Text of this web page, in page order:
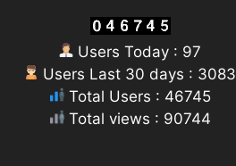
Users Today : 97
Users Last 30 days : 3083
Total Users : 46745
Total views : 90744